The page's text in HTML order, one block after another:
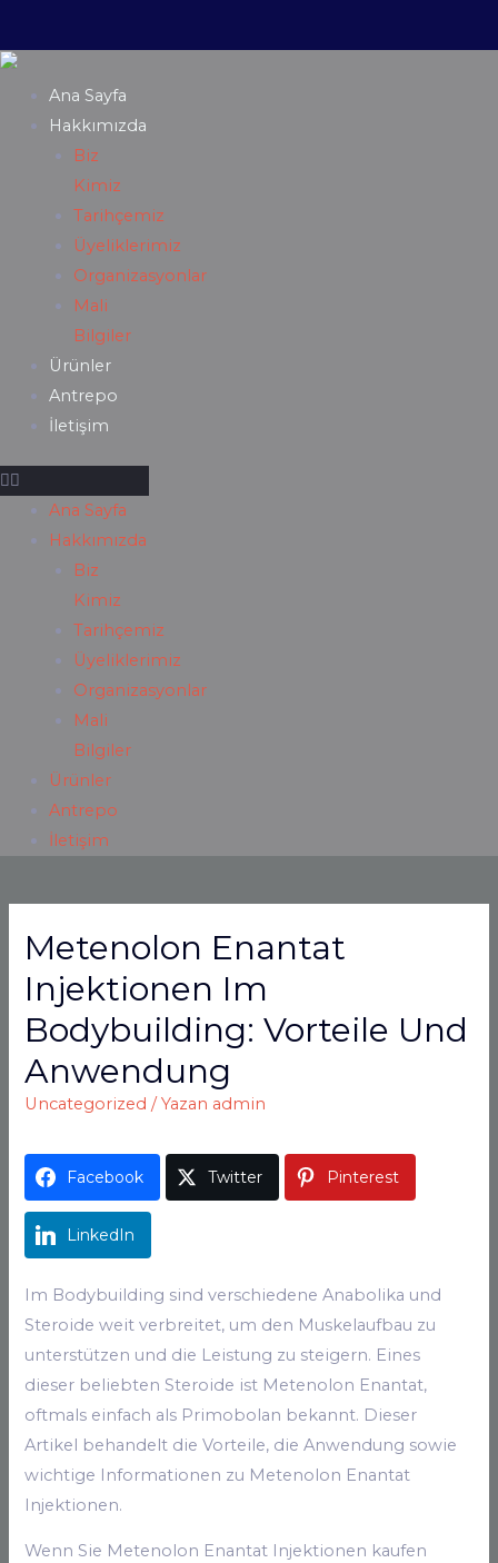
Ana Sayfa
Hakkımızda
Biz
Kimiz
Tarihçemiz
Üyeliklerimiz
Organizasyonlar
Mali
Bilgiler
Ürünler
Antrepo
İletişim
Ana Sayfa
Hakkımızda
Biz
Kimiz
Tarihçemiz
Üyeliklerimiz
Organizasyonlar
Mali
Bilgiler
Ürünler
Antrepo
İletişim
Metenolon Enantat
Injektionen Im
Bodybuilding: Vorteile Und
Anwendung
Uncategorized / Yazan admin
Facebook Twitter Pinterest
LinkedIn
Im Bodybuilding sind verschiedene Anabolika und
Steroide weit verbreitet, um den Muskelaufbau zu
unterstützen und die Leistung zu steigern. Eines
dieser beliebten Steroide ist Metenolon Enantat,
oftmals einfach als Primobolan bekannt. Dieser
Artikel behandelt die Vorteile, die Anwendung sowie
wichtige Informationen zu Metenolon Enantat
Injektionen.
Wenn Sie Metenolon Enantat Injektionen kaufen